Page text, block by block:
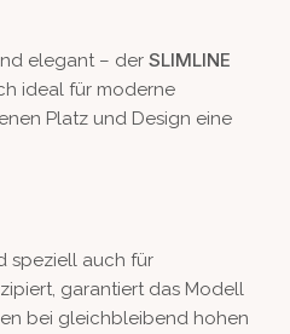
elegant – der SLIMLINE
ideal für moderne
Platz und Design eine
speziell auch für
garantiert das Modell
bei gleichbleibend hohen